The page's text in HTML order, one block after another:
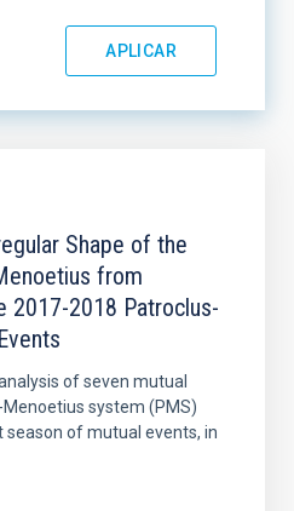
Shape of the
from
2017-2018 Patroclus-
of seven mutual
system (PMS)
season of mutual events, in